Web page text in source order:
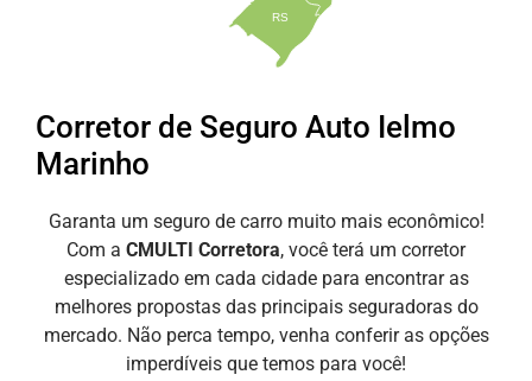
RS
Corretor de Seguro Auto Ielmo
Marinho
Garanta um seguro de carro muito mais econômico!
Com a CMULTI Corretora, você terá um corretor
especializado em cada cidade para encontrar as
melhores propostas das principais seguradoras do
mercado. Não perca tempo, venha conferir as opções
imperdíveis que temos para você!